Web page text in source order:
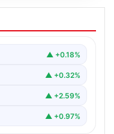
duyurdu!
belli oldu
▲ +0.18%
▲ +0.32%
▲ +2.59%
▲ +0.97%